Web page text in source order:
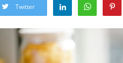
Twitter